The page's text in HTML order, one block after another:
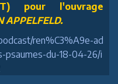
pour l'ouvrage
APPELFELD.
ren%C3%A9e-ad
psaumes-du-18-04-26/i